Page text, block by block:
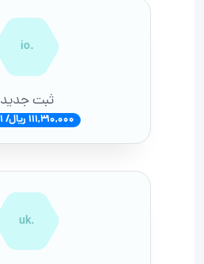
.io
ثبت جدید
111,310,000 ریال/ 1 سال
.uk